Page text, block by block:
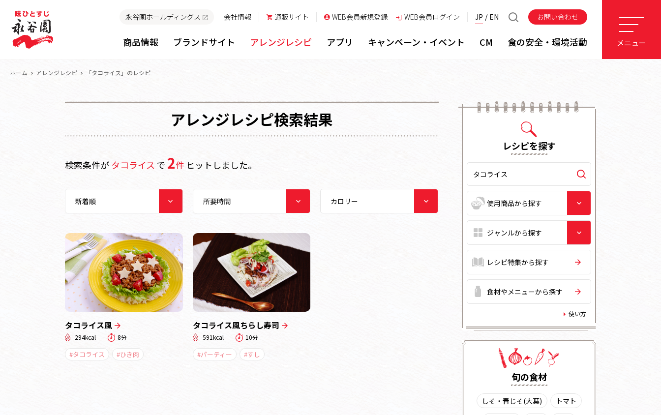
永谷園ホールディングス 会社情報 通販サイト WEB会員新規登録 WEB会員ログイン JP EN お問い合わせ
商品情報 ブランドサイト アレンジレシピ アプリ キャンペーン・イベント CM 食の安全・環境活動 メニュー
ホーム アレンジレシピ 「タコライス」のレシピ
アレンジレシピ検索結果
検索条件が タコライス で 2件 ヒットしました。
タコライス風
294kcal 8分
#タコライス #ひき肉
タコライス風ちらし寿司
591kcal 10分
#パーティー #すし
レシピを探す
レシピ特集から探す
食材やメニューから探す
使い方
旬の⾷材
しそ・青じそ(大葉)
トマト